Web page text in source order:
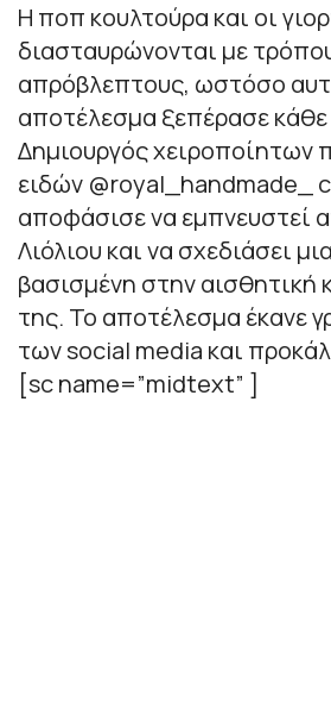
Η ποπ κουλτούρα και οι
διασταυρώνονται με
απρόβλεπτους, ωστόσο
αποτέλεσμα ξεπέρασε
Δημιουργός χειροποίητων
ειδών @royal_handmade_
αποφάσισε να εμπνευστεί
Λιόλιου και να σχεδιάσει
βασισμένη στην αισθητική
της. Το αποτέλεσμα έκανε
των social media και
[sc name=”midtext” ]